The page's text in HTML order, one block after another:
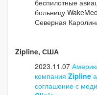
беспилотные
больницу
Северная
Zipline, США
2023.11.07
компания Zipline
соглашение с